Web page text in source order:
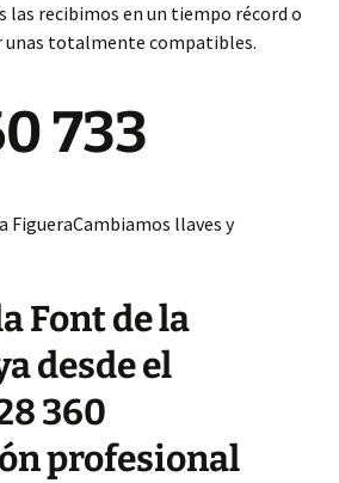
las recibimos en un tiempo récord o
unas totalmente compatibles.
733
FigueraCambiamos llaves y
Font de la
desde el
360
profesional